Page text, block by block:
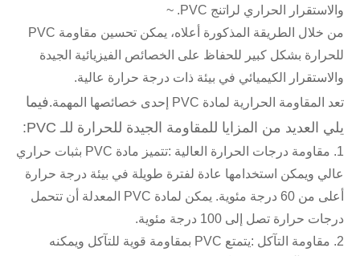
والاستقرار الحراري لراتنج PVC. ~
من خلال الطريقة المذكورة أعلاه، يمكن تحسين مقاومة PVC
للحرارة بشكل كبير للحفاظ على الخصائص الفيزيائية الجيدة
والاستقرار الكيميائي في بيئة ذات درجة حرارة عالية.
تعد المقاومة الحرارية لمادة PVC إحدى خصائصها المهمة.
فيما
يلي العديد من المزايا للمقاومة الجيدة للحرارة للـ PVC:
1. مقاومة درجات الحرارة العالية :
تتميز مادة PVC بثبات حراري
عالي ويمكن استخدامها عادة لفترة طويلة في بيئة درجة حرارة
أعلى من 60 درجة مئوية. يمكن لمادة PVC المعدلة أن تتحمل
درجات حرارة تصل إلى 100 درجة مئوية.
2. مقاومة التآكل :
يتمتع PVC بمقاومة قوية للتآكل ويمكنه